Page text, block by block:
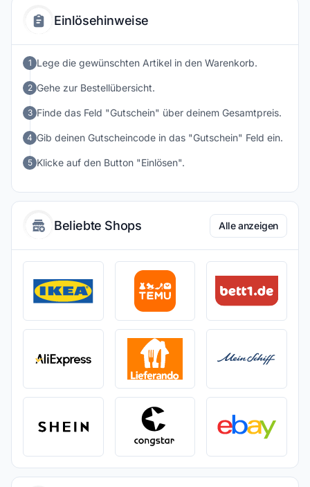
Einlösehinweise
1 Lege die gewünschten Artikel in den Warenkorb.
2 Gehe zur Bestellübersicht.
3 Finde das Feld "Gutschein" über deinem Gesamtpreis.
4 Gib deinen Gutscheincode in das "Gutschein" Feld ein.
5 Klicke auf den Button "Einlösen".
Beliebte Shops Alle anzeigen